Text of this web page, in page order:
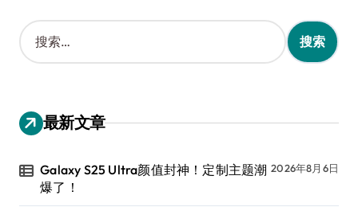
搜
索
：
最新文章
Galaxy S25 Ultra颜值封神！定制主题潮
爆了！
2026年8月6日